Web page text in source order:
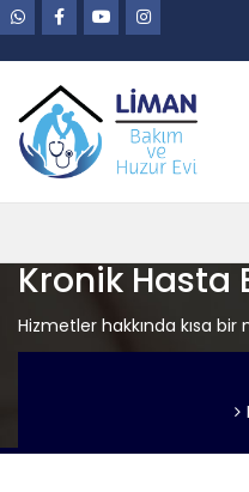
Kronik Hasta
Hizmetler hakkında kısa